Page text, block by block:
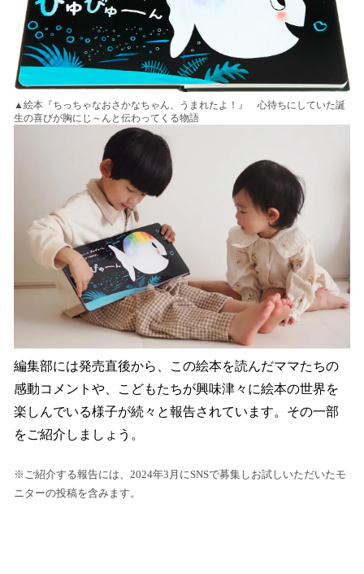
▲絵本『ちっちゃなおさかなちゃん、うまれたよ！』 心待ちにしていた誕
生の喜びが胸にじ～んと伝わってくる物語
編集部には発売直後から、この絵本を読んだママたちの
感動コメントや、こどもたちが興味津々に絵本の世界を
楽しんでいる様子が続々と報告されています。その一部
をご紹介しましょう。
※ご紹介する報告には、2024年3月にSNSで募集しお試しいただいたモ
ニターの投稿を含みます。